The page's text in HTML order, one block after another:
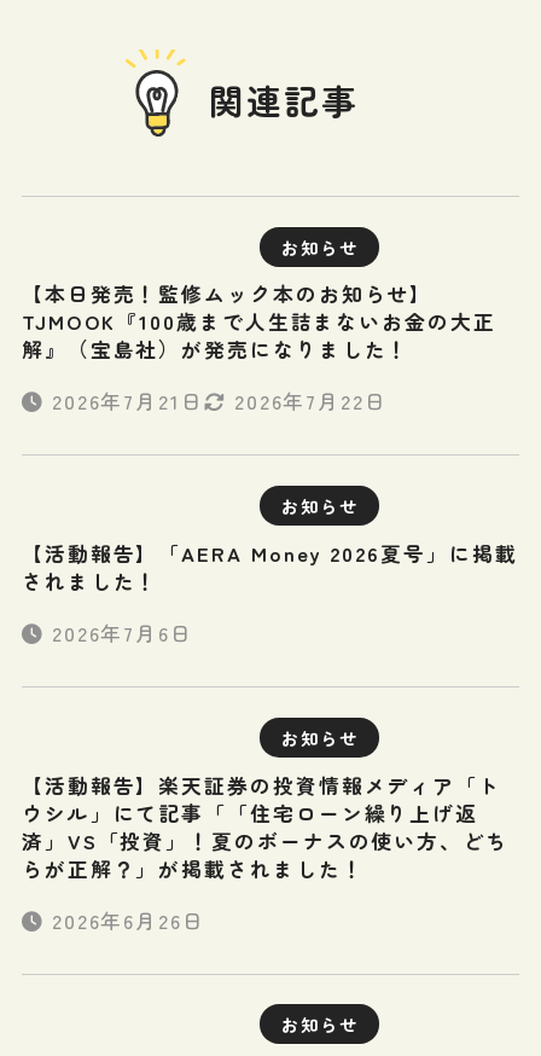
関連記事
お知らせ
【本日発売！監修ムック本のお知らせ】
TJMOOK『100歳まで人生詰まないお金の大正
解』（宝島社）が発売になりました！
2026年7月21日
2026年7月22日
お知らせ
【活動報告】「AERA Money 2026夏号」に掲載
されました！
2026年7月6日
お知らせ
【活動報告】楽天証券の投資情報メディア「ト
ウシル」にて記事「「住宅ローン繰り上げ返
済」VS「投資」！夏のボーナスの使い方、どち
らが正解？」が掲載されました！
2026年6月26日
お知らせ